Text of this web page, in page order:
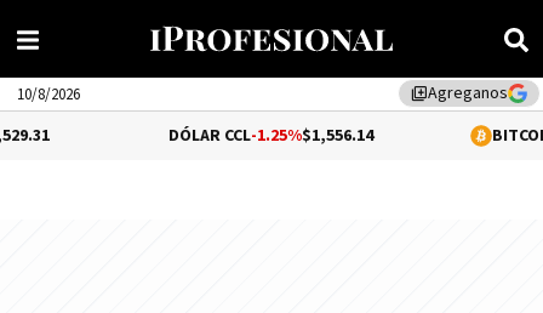
library_addAgreganos
10/8/2026
-1.25%$1,556.14 -0.07%